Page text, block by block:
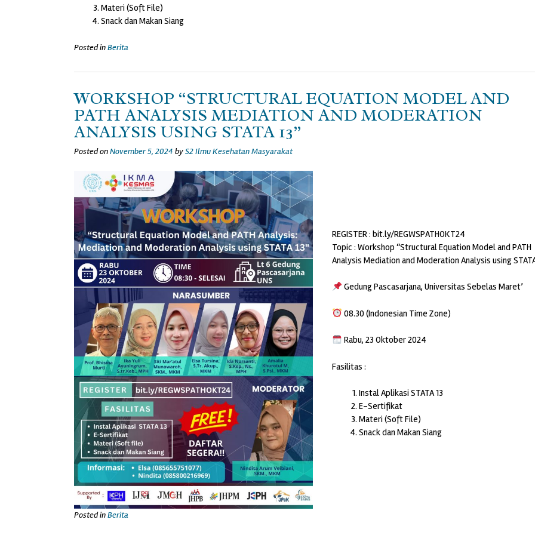
Materi (Soft File)
Snack dan Makan Siang
Posted inBerita
WORKSHOP “STRUCTURAL EQUATION MODEL AND
PATH ANALYSIS MEDIATION AND MODERATION
ANALYSIS USING STATA 13”
Posted onNovember 5, 2024byS2 Ilmu Kesehatan Masyarakat
REGISTER : bit.ly/REGWSPATHOKT24
Topic : Workshop “Structural Equation Model and PATH
Analysis Mediation and Moderation Analysis using
Gedung Pascasarjana, Universitas Sebelas Maret’
08.30 (Indonesian Time Zone)
Rabu, 23 Oktober 2024
Fasilitas :
Instal Aplikasi STATA 13
E-Sertifikat
Materi (Soft File)
Snack dan Makan Siang
Posted inBerita